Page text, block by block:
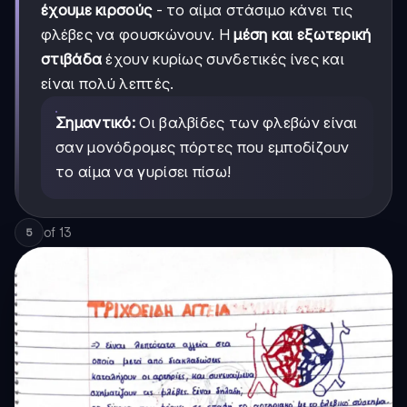
έχουμε κιρσούς- το αίμα στάσιμο κάνει τις
φλέβες να φουσκώνουν. Ημέση και εξωτερική
στιβάδα έχουν κυρίως συνδετικές ίνες και
είναι πολύ λεπτές.
Σημαντικό: Οι βαλβίδες των φλεβών είναι
σαν μονόδρομες πόρτες που εμποδίζουν
το αίμα να γυρίσει πίσω!
5 of 13